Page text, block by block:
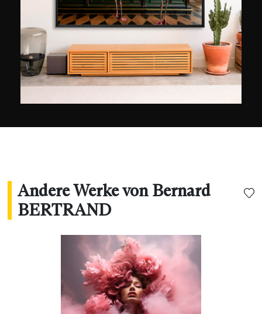
experimentiert der Künstler gerne und weicht
auch für komplexen technischen Inszenierungen
nicht zurück. Er erzählt: „Die verfügbaren
Werkzeuge sind von einer schier unglaublichen
Kraft. Wenn man in der Lage ist, sie zu
beherrschen, können auch unserer verrücktesten
Andere Werke von Bernard
BERTRAND